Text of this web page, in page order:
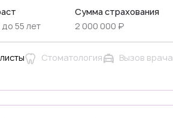
до 55 лет
Сумма страхования
2 000 000 ₽
Стоматология Вызов врача